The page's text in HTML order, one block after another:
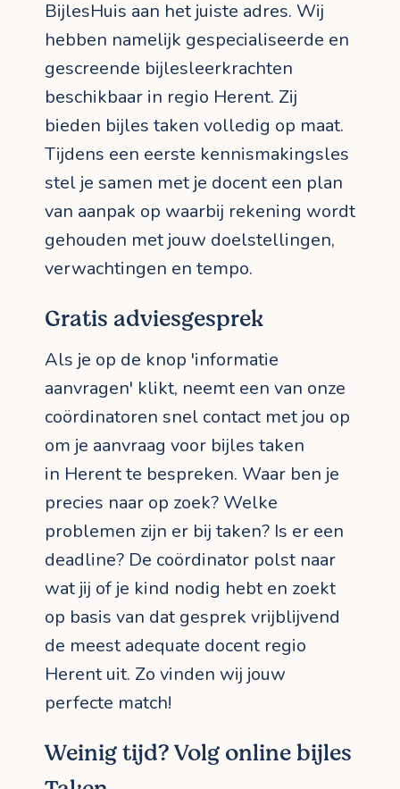
BijlesHuis aan het juiste adres. Wij
hebben namelijk gespecialiseerde en
gescreende bijlesleerkrachten
beschikbaar in regio Herent. Zij
bieden bijles taken volledig op maat.
Tijdens een eerste kennismakingsles
stel je samen met je docent een plan
van aanpak op waarbij rekening wordt
gehouden met jouw doelstellingen,
verwachtingen en tempo.
Gratis adviesgesprek
Als je op de knop 'informatie
aanvragen' klikt, neemt een van onze
coördinatoren snel contact met jou op
om je aanvraag voor bijles taken
in Herent te bespreken. Waar ben je
precies naar op zoek? Welke
problemen zijn er bij taken? Is er een
deadline? De coördinator polst naar
wat jij of je kind nodig hebt en zoekt
op basis van dat gesprek vrijblijvend
de meest adequate docent regio
Herent uit. Zo vinden wij jouw
perfecte match!
Weinig tijd? Volg online bijles